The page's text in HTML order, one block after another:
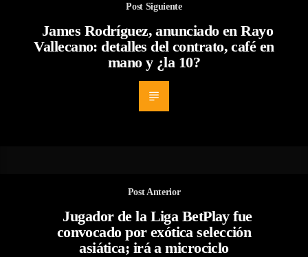
Post Siguiente
James Rodríguez, anunciado en Rayo
Vallecano: detalles del contrato, café en
mano y ¿la 10?
Post Anterior
Jugador de la Liga BetPlay fue
convocado por exótica selección
asiática; irá a microciclo